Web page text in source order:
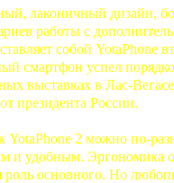
лаконичный дизайн,
работы с
собой YotaPhone
смартфон успел
выставках в Лас-
президента России.
YotaPhone 2 можно по-
и удобным. Эргономика
роль основного. Но